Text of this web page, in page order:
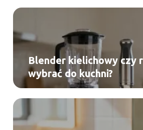
Blender kielichowy czy
wybrać do kuchni?